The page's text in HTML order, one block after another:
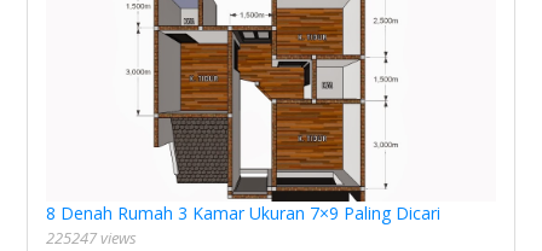
8 Denah Rumah 3 Kamar Ukuran 7×9 Paling Dicari
225247 views